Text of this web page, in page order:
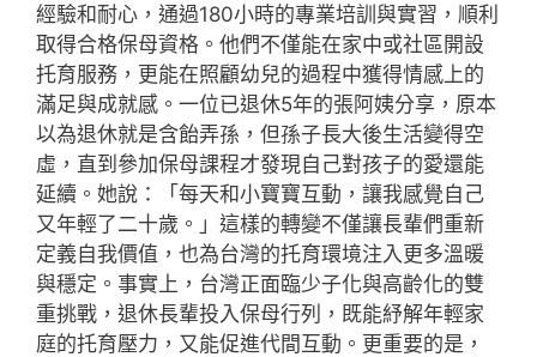
經驗和耐心，通過180小時的專業培訓與實習，順利
取得合格保母資格。他們不僅能在家中或社區開設
托育服務，更能在照顧幼兒的過程中獲得情感上的
滿足與成就感。一位已退休5年的張阿姨分享，原本
以為退休就是含飴弄孫，但孫子長大後生活變得空
虛，直到參加保母課程才發現自己對孩子的愛還能
延續。她說：「每天和小寶寶互動，讓我感覺自己
又年輕了二十歲。」這樣的轉變不僅讓長輩們重新
定義自我價值，也為台灣的托育環境注入更多溫暖
與穩定。事實上，台灣正面臨少子化與高齡化的雙
重挑戰，退休長輩投入保母行列，既能紓解年輕家
庭的托育壓力，又能促進代間互動。更重要的是，